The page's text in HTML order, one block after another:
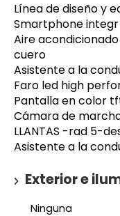
Línea de diseño y
Smartphone integr
Aire acondicionado
cuero
Asistente a la
Faro led high
Pantalla en color
Cámara de
LLANTAS -rad 5-
Asistente a la
Exterior e
Ninguna